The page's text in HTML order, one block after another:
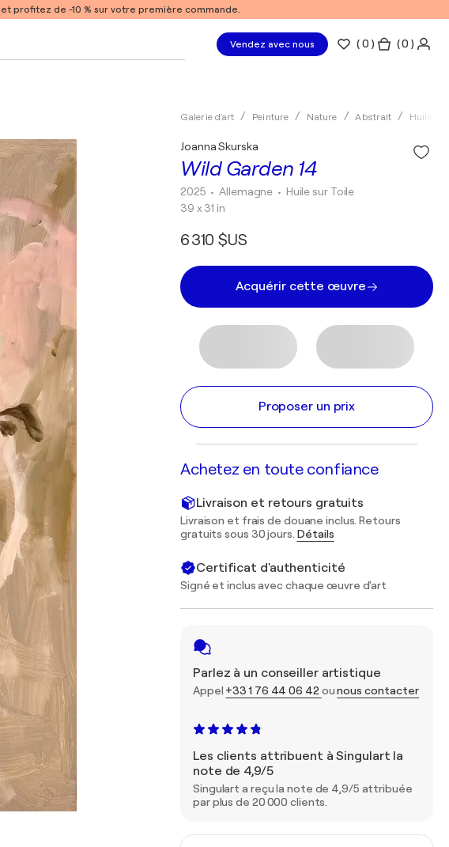
profitez de -10 % sur votre première commande.
Vendez avec nous (0 ) ( 0 )
Galerie d'art Peinture Nature Abstrait Huile
Wild Garden 14
Joanna Skurska
2025 • Allemagne • Huile sur Toile
39 x 31 in
6 310 $US
Acquérir cette œuvre
Proposer un prix
Achetez en toute confiance
Livraison et retours gratuits
Livraison et frais de douane inclus. Retours
gratuits sous 30 jours. Détails
Certificat d'authenticité
Signé et inclus avec chaque œuvre d'art
Parlez à un conseiller artistique
Appel +33 1 76 44 06 42 ounous contacter
Les clients attribuent à Singulart la
note de 4,9/5
Singulart a reçu la note de 4,9/5 attribuée
par plus de 20 000 clients.